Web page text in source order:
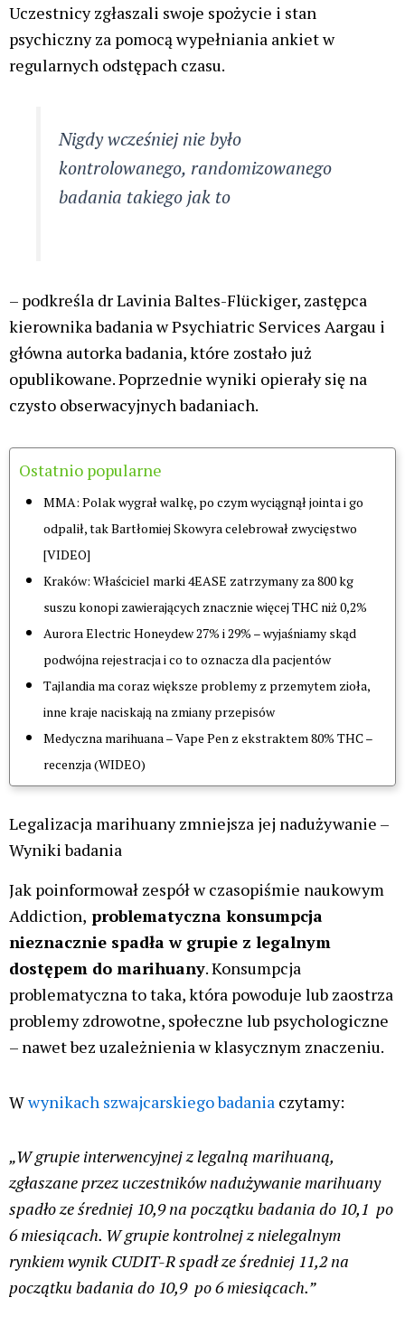
Uczestnicy zgłaszali swoje spożycie i stan
psychiczny za pomocą wypełniania ankiet w
regularnych odstępach czasu.
Nigdy wcześniej nie było
kontrolowanego, randomizowanego
badania takiego jak to
– podkreśla dr Lavinia Baltes-Flückiger, zastępca
kierownika badania w Psychiatric Services Aargau i
główna autorka badania, które zostało już
opublikowane. Poprzednie wyniki opierały się na
czysto obserwacyjnych badaniach.
Ostatnio popularne
MMA: Polak wygrał walkę, po czym wyciągnął jointa i go
odpalił, tak Bartłomiej Skowyra celebrował zwycięstwo
[VIDEO]
Kraków: Właściciel marki 4EASE zatrzymany za 800 kg
suszu konopi zawierających znacznie więcej THC niż 0,2%
Aurora Electric Honeydew 27% i 29% – wyjaśniamy skąd
podwójna rejestracja i co to oznacza dla pacjentów
Tajlandia ma coraz większe problemy z przemytem zioła,
inne kraje naciskają na zmiany przepisów
Medyczna marihuana – Vape Pen z ekstraktem 80% THC –
recenzja (WIDEO)
Legalizacja marihuany zmniejsza jej nadużywanie –
Wyniki badania
Jak poinformował zespół w czasopiśmie naukowym
Addiction, problematyczna konsumpcja
nieznacznie spadła w grupie z legalnym
dostępem do marihuany. Konsumpcja
problematyczna to taka, która powoduje lub zaostrza
problemy zdrowotne, społeczne lub psychologiczne
– nawet bez uzależnienia w klasycznym znaczeniu.
Wwynikach szwajcarskiego badania czytamy:
„W grupie interwencyjnej z legalną marihuaną,
zgłaszane przez uczestników nadużywanie marihuany
spadło ze średniej 10,9 na początku badania do 10,1 po
6 miesiącach. W grupie kontrolnej z nielegalnym
rynkiem wynik CUDIT-R spadł ze średniej 11,2 na
początku badania do 10,9 po 6 miesiącach.”